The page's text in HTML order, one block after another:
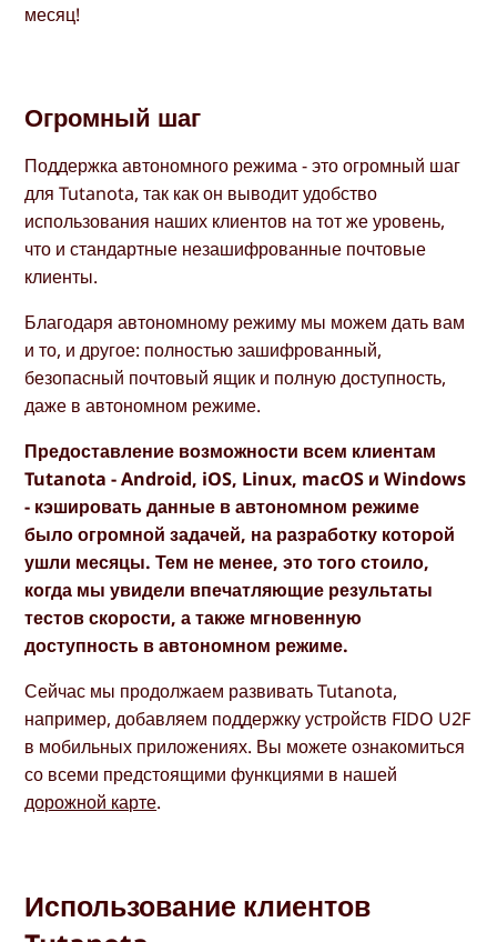
месяц!
Огромный шаг
Поддержка автономного режима - это огромный шаг
для Tutanota, так как он выводит удобство
использования наших клиентов на тот же уровень,
что и стандартные незашифрованные почтовые
клиенты.
Благодаря автономному режиму мы можем дать вам
и то, и другое: полностью зашифрованный,
безопасный почтовый ящик и полную доступность,
даже в автономном режиме.
Предоставление возможности всем клиентам
Tutanota - Android, iOS, Linux, macOS и Windows
- кэшировать данные в автономном режиме
было огромной задачей, на разработку которой
ушли месяцы. Тем не менее, это того стоило,
когда мы увидели впечатляющие результаты
тестов скорости, а также мгновенную
доступность в автономном режиме.
Сейчас мы продолжаем развивать Tutanota,
например, добавляем поддержку устройств FIDO U2F
в мобильных приложениях. Вы можете ознакомиться
со всеми предстоящими функциями в нашей
дорожной карте.
Использование клиентов